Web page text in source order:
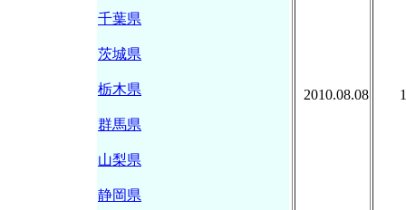
2010.08.08
千葉県
茨城県
栃木県
群馬県
山梨県
静岡県